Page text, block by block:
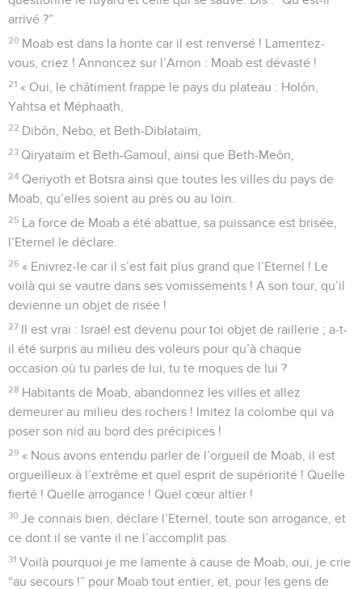
arrivé ?”
20 Moab est dans la honte car il est renversé ! Lamentez-
vous, criez ! Annoncez sur l’Arnon : Moab est dévasté !
21 « Oui, le châtiment frappe le pays du plateau : Holôn,
Yahtsa et Méphaath,
22 Dibôn, Nebo, et Beth-Diblataïm,
23 Qiryataïm et Beth-Gamoul, ainsi que Beth-Meôn,
24 Qeriyoth et Botsra ainsi que toutes les villes du pays de
Moab, qu’elles soient au près ou au loin.
25 La force de Moab a été abattue, sa puissance est brisée,
l’Eternel le déclare.
26 « Enivrez-le car il s’est fait plus grand que l’Eternel ! Le
voilà qui se vautre dans ses vomissements ! A son tour, qu’il
devienne un objet de risée !
27 Il est vrai : Israël est devenu pour toi objet de raillerie ; a-t-
il été surpris au milieu des voleurs pour qu’à chaque
occasion où tu parles de lui, tu te moques de lui ?
28 Habitants de Moab, abandonnez les villes et allez
demeurer au milieu des rochers ! Imitez la colombe qui va
poser son nid au bord des précipices !
29 « Nous avons entendu parler de l’orgueil de Moab, il est
orgueilleux à l’extrême et quel esprit de supériorité ! Quelle
fierté ! Quelle arrogance ! Quel cœur altier !
30 Je connais bien, déclare l’Eternel, toute son arrogance, et
ce dont il se vante il ne l’accomplit pas.
31 Voilà pourquoi je me lamente à cause de Moab, oui, je crie
“au secours !” pour Moab tout entier, et, pour les gens de